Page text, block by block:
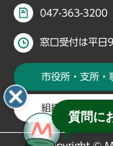
047-363-3200
窓口受付は平日
市役所・支所・
組織・部署から
質問に